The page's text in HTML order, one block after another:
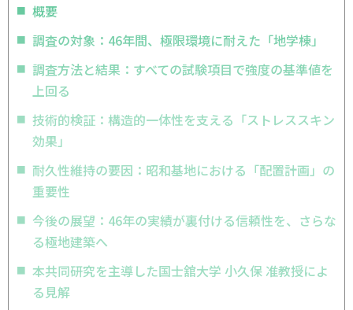
概要
調査の対象：46年間、極限環境に耐えた「地学棟」
調査方法と結果：すべての試験項目で強度の基準値を
上回る
技術的検証：構造的一体性を支える「ストレススキン
効果」
耐久性維持の要因：昭和基地における「配置計画」の
重要性
今後の展望：46年の実績が裏付ける信頼性を、さらな
る極地建築へ
本共同研究を主導した国士舘大学 小久保 准教授によ
る見解